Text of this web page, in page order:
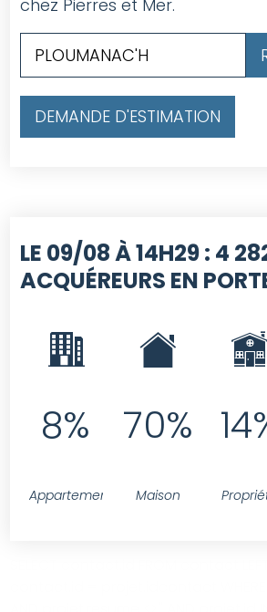
chez Pierres et Mer.
DEMANDE D'ESTIMATION
LE 09/08 À 14H29 : 4
ACQUÉREURS EN
8%
Appartement
70%
Maison